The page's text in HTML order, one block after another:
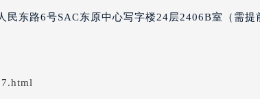
务中心（需提前预约）
后服务中心（需提前预约）
民东路6号SAC东原中心写字楼24层2406B室（需提